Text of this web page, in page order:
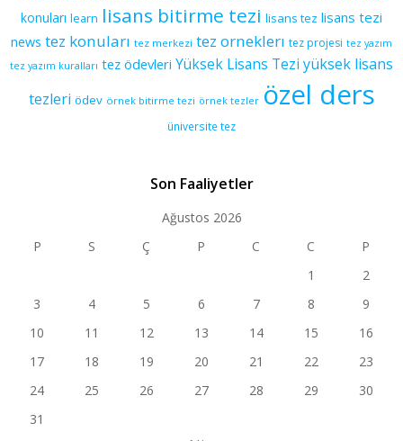
konuları learn lisans bitirme tezi lisans tez lisans tezi
news tez konuları tez merkezi tez orneklerı tez projesi tez yazım
tez yazım kuralları tez ödevleri Yüksek Lisans Tezi yüksek lisans
tezleri ödev örnek bitirme tezi örnek tezler özel ders
üniversite tez
Son Faaliyetler
Ağustos 2026
P
S Ç P C C
P
1
2
3
4 5 6 7 8
9
10
11 12 13 14 15
16
17
18 19 20 21 22
23
24
25 26 27 28 29
30
31